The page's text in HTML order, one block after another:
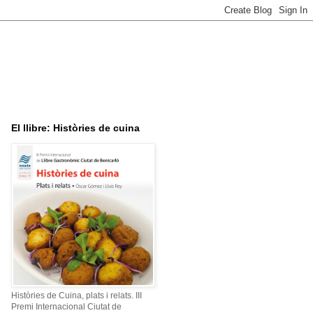
El llibre: Històries de cuina
Històries de Cuina, plats i relats. III
Premi Internacional Ciutat de